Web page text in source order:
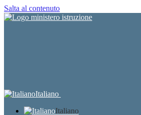
Salta al contenuto
Italiano
Italiano